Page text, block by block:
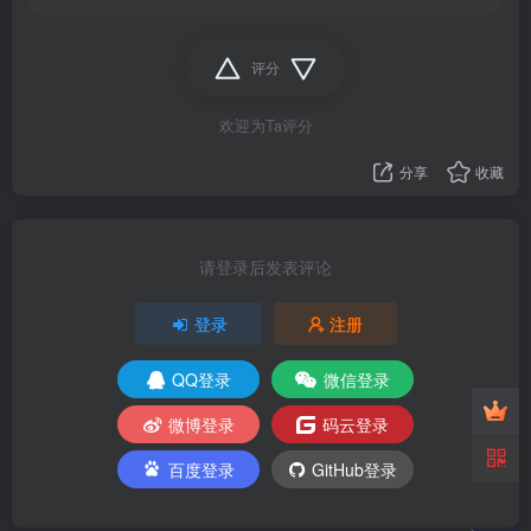
评分
欢迎为Ta评分
分享 收藏
请登录后发表评论
登录 注册
QQ登录
微信登录
微博登录
码云登录
百度登录
GitHub登录